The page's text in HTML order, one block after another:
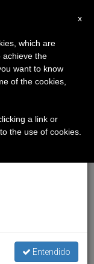
×
la pausa
de verano
el
Entendido
x
which are
achieve the
want to know
of the cookies,
a link or
the use of cookies.